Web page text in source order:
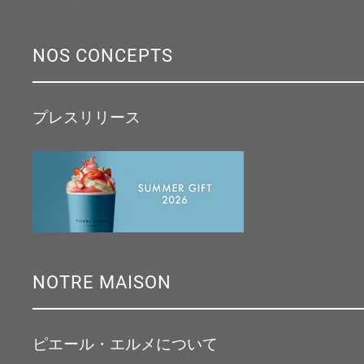
NOS CONCEPTS
プレスリリース
NOTRE MAISON
ピエール・エルメについて